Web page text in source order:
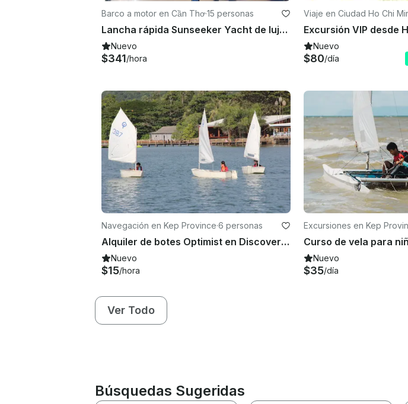
Barco a motor en Cần Thơ·15 personas
Lancha rápida Sunseeker Yacht de lujo al mejor precio en alquiler en Can Tho $378 por hora
Nuevo
$341/hora
Viaje en Ciudad Ho Chi
gón)
Nuevo
$80/día
Navegación en Kep Province·6 personas
Alquiler de botes Optimist en Discovery Center, Kep West
Nuevo
$15/hora
Excursiones en Kep
Nuevo
$35/día
Ver Todo
Búsquedas Sugeridas